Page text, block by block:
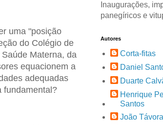
uma "posição
do Colégio de
Materna, da
equacionem a
adequadas
fundamental?
Inaugurações,
panegíricos e
Autores
Corta-fitas
Daniel
Duarte
Henrique
Santos
João Távora